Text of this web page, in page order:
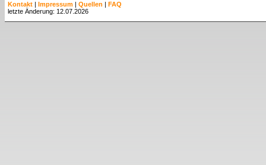
Kontakt | Impressum | Quellen | FAQ
letzte Änderung: 12.07.2026